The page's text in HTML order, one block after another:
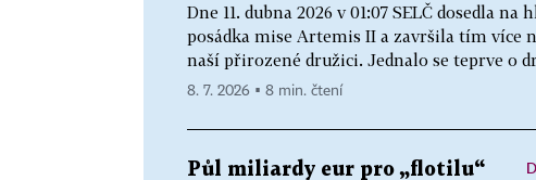
Dne 11. dubna 2026 v 01:07 SELČ dosedla
posádka mise Artemis II a završila tím více
naší přirozené družici. Jednalo se teprve o
8. 7. 2026 ▪ 8 min. čtení
Půl miliardy eur pro „flotilu“